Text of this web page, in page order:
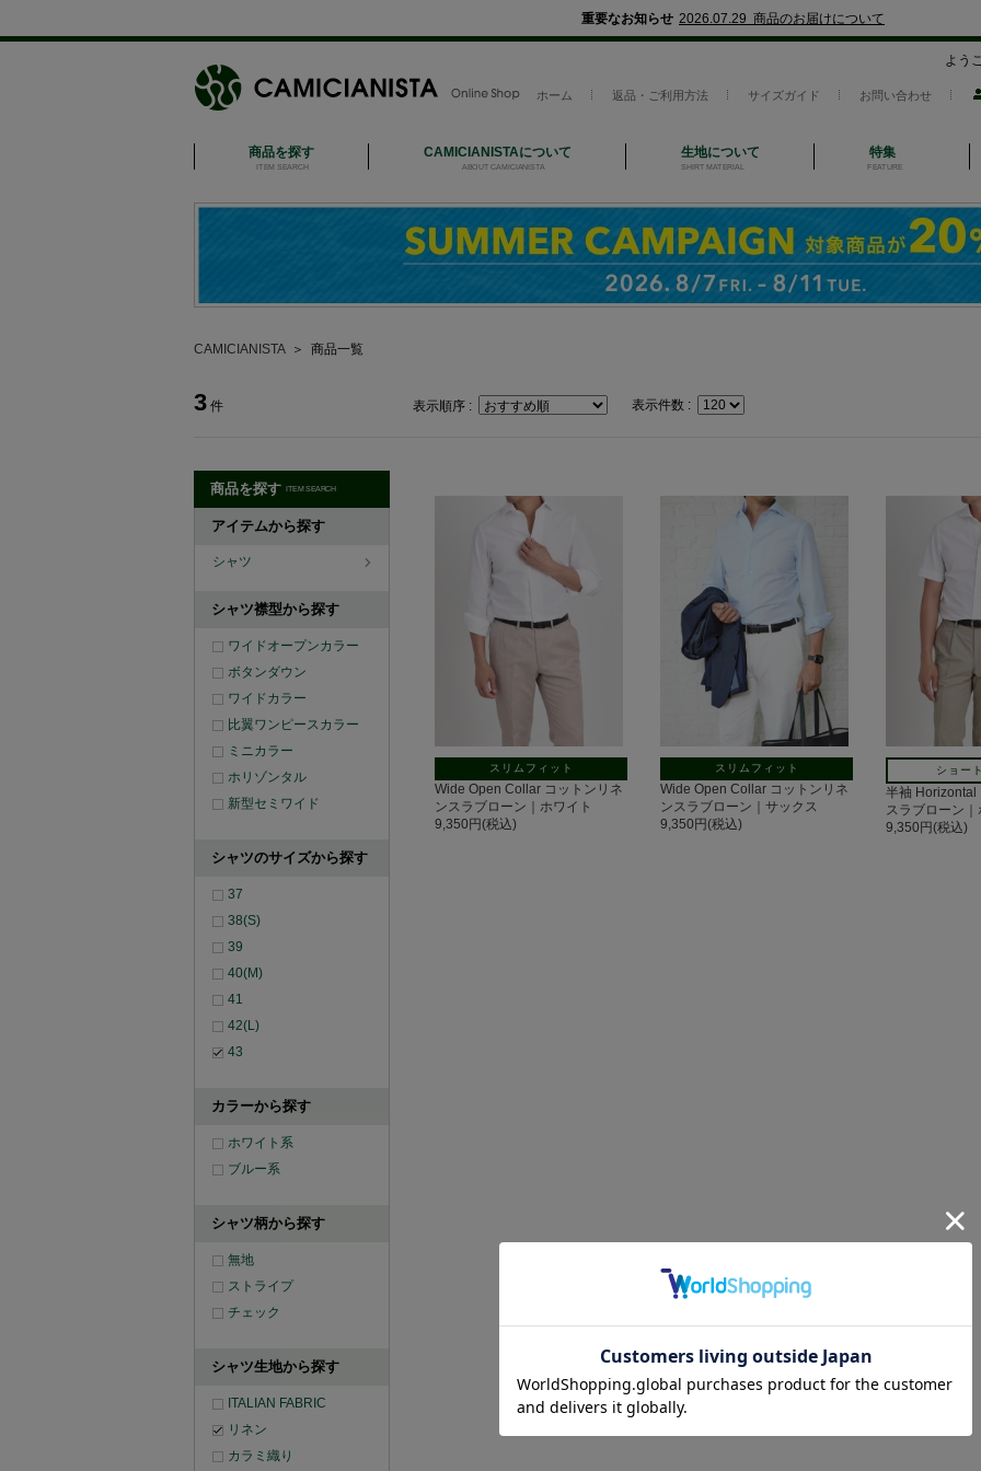
重要なお知らせ 2026.07.29 商品のお届けについて
よう
ホーム 返品・ご利用方法 サイズガイド お問い合わせ
商品を探す
ITEM SEARCH
CAMICIANISTAについて
ABOUT CAMICIANISTA
生地について
SHIRT MATERIAL
特集
FEATURE
CAMICIANISTA＞ 商品一覧
3 件 表示順序 : 表示件数 :
商品を探す ITEM SEARCH
アイテムから探す
シャツ
シャツ襟型から探す
ワイドオープンカラー
ボタンダウン
ワイドカラー
比翼ワンピースカラー
ミニカラー
ホリゾンタル
新型セミワイド
シャツのサイズから探す
37
38(S)
39
40(M)
41
42(L)
43
カラーから探す
ホワイト系
ブルー系
シャツ柄から探す
無地
ストライプ
チェック
シャツ生地から探す
ITALIAN FABRIC
リネン
カラミ織り
スリムフィット
Wide Open Collar コットンリネ
ンスラブローン｜ホワイト
9,350円(税込)
スリムフィット
Wide Open Collar コットンリネ
ンスラブローン｜サックス
9,350円(税込)
ショー
半袖 Horizontal
スラブローン
9,350円(税込)